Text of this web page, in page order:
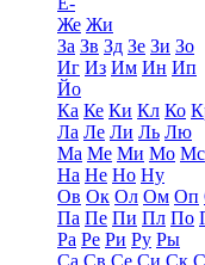
Же Жи
За Зв Зд Зе Зи Зо
Иг Из Им Ин Ип
Йо
Ка Ке Ки Кл Ко
Ла Ле Ли Ль Лю
Ма Ме Ми Мо Мс
На Не Но Ну
Ов Ок Ол Ом Оп
Па Пе Пи Пл По
Ра Ре Ри Ру Ры
Са Св Се Си Ск